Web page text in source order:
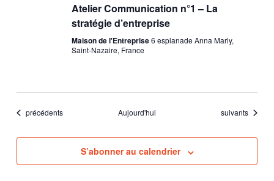
Atelier Communication n°1 – La
stratégie d’entreprise
Maison de l'Entreprise6 esplanade Anna Marly,
Saint-Nazaire, France
Évènements
précédents Aujourd'hui Évènements
suivants
S’abonner au calendrier